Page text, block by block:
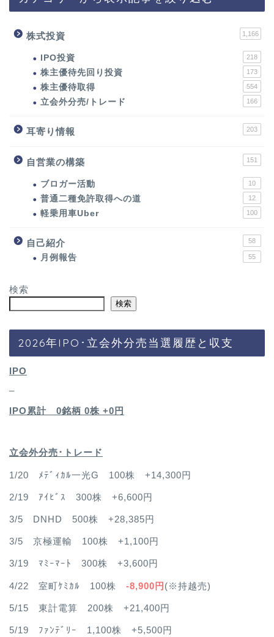
株式投資 1,166
IPO投資 218
株主優待先回り投資 173
株主優待取得 554
立会外分売/トレード 166
耳寄り情報 203
自営業の構築 151
ブロガー活動 10
普通二種免許取得への道 12
軽乗用車Uber 100
自己紹介 58
月例報告 55
検索
検索
2026年IPO･立会外分売当選履歴と収支
IPO
–
IPO累計 0銘柄 0株 +0円
立会外分売･トレード
1/20 ﾒﾃﾞｨｶﾙ一光G 100株 +14,300円
2/19 ｱｲﾋﾞｽ 300株 +6,600円
3/5 DNHD 500株 +28,385円
3/5 京極運輸 100株 +1,100円
3/19 ﾏﾐｰﾏｰﾄ 300株 +3,600円
4/22 室町ｹﾐｶﾙ 100株 -8,900円 (※持越売)
5/15 東計電算 200株 +21,400円
5/19 ﾌｧﾝﾃﾞﾘｰ 1,100株 +5,500円